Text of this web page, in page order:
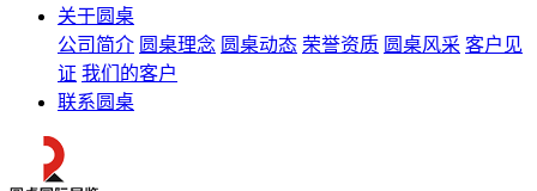
关于圆桌
公司简介 圆桌理念 圆桌动态 荣誉资质 圆桌风采 客户见
证 我们的客户
联系圆桌